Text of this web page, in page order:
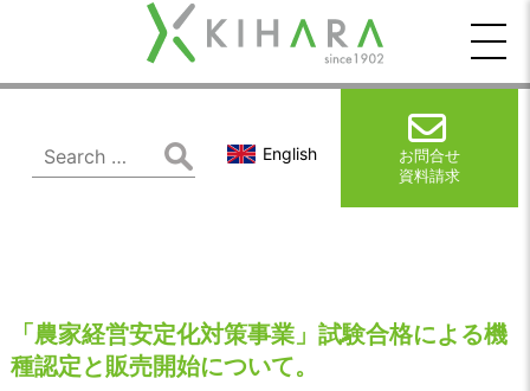
木
原
製
Search
for:
English
お問合せ
資料請求
「農家経営安定化対策事業」試験合格による機
種認定と販売開始について。